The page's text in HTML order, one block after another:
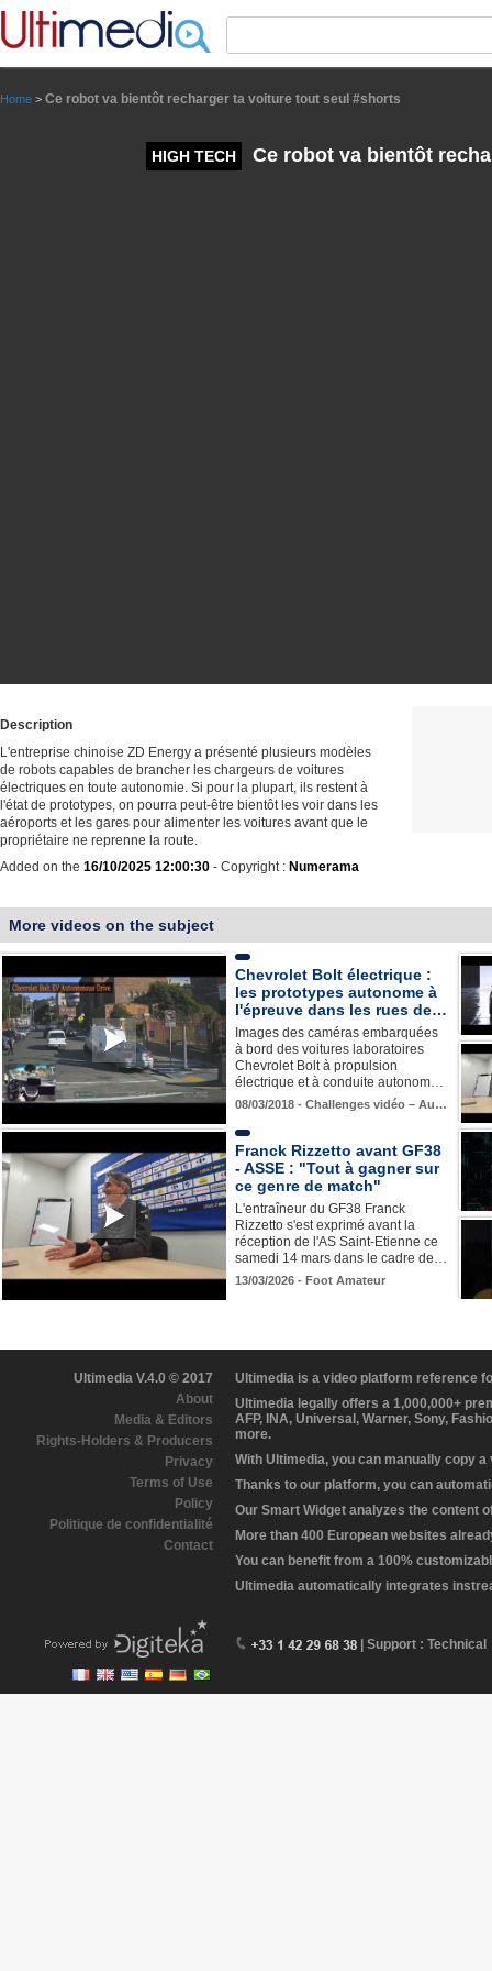
Home > Ce robot va bientôt recharger ta voiture tout seul #shorts
HIGH TECH Ce robot va bientôt
Description
L'entreprise chinoise ZD Energy a présenté plusieurs modèles
de robots capables de brancher les chargeurs de voitures
électriques en toute autonomie. Si pour la plupart, ils restent à
l'état de prototypes, on pourra peut-être bientôt les voir dans les
aéroports et les gares pour alimenter les voitures avant que le
propriétaire ne reprenne la route.
Added on the 16/10/2025 12:00:30 - Copyright : Numerama
More videos on the subject
Chevrolet Bolt électrique :
les prototypes autonome à
l'épreuve dans les rues de…
Images des caméras embarquées
à bord des voitures laboratoires
Chevrolet Bolt à propulsion
électrique et à conduite autonom…
08/03/2018 - Challenges vidéo – Au…
Franck Rizzetto avant GF38
- ASSE : "Tout à gagner sur
ce genre de match"
L'entraîneur du GF38 Franck
Rizzetto s'est exprimé avant la
réception de l'AS Saint-Etienne ce
samedi 14 mars dans le cadre de…
13/03/2026 - Foot Amateur
Ultimedia V.4.0 © 2017
About
Media & Editors
Rights-Holders & Producers
Privacy
Terms of Use
Policy
Politique de confidentialité
Contact
Ultimedia is a video platform reference
Ultimedia legally offers a 1,000,000+
AFP, INA, Universal, Warner, Sony,
more.
With Ultimedia, you can manually copy
Thanks to our platform, you can
Our Smart Widget analyzes the content
More than 400 European websites
You can benefit from a 100%
Ultimedia automatically integrates
| Support : Technical
Panneau de gestion des cookies